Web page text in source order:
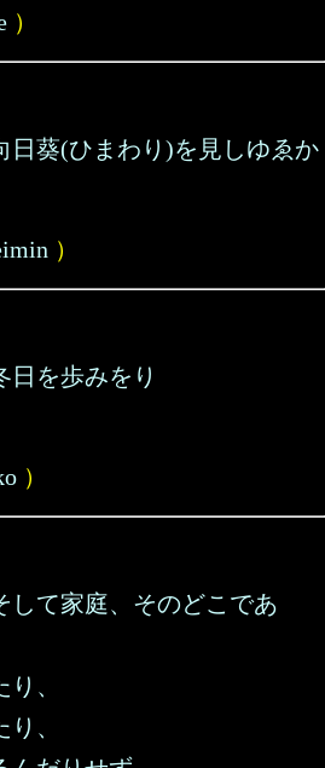
）
日葵(ひまわり)を見しゆゑか
）
日を歩みをり
）
して家庭、そのどこであ
、
、